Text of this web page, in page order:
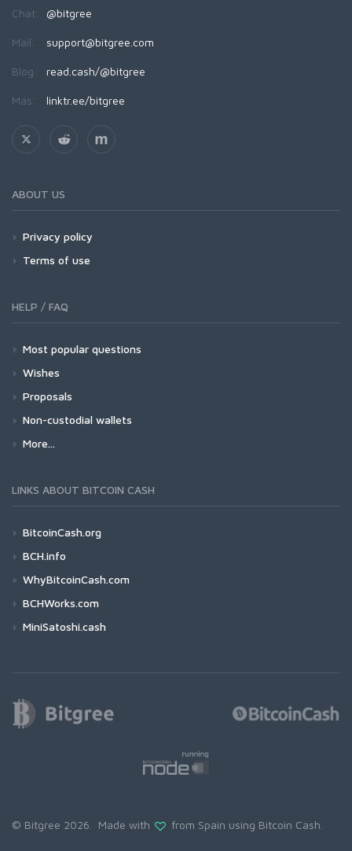
Chat: @bitgree
Mail: support@bitgree.com
Blog: read.cash/@bitgree
Más: linktr.ee/bitgree
ABOUT US
Privacy policy
Terms of use
HELP / FAQ
Most popular questions
Wishes
Proposals
Non-custodial wallets
More...
LINKS ABOUT BITCOIN CASH
BitcoinCash.org
BCH.info
WhyBitcoinCash.com
BCHWorks.com
MiniSatoshi.cash
© Bitgree 2026. Made with from Spain using Bitcoin Cash